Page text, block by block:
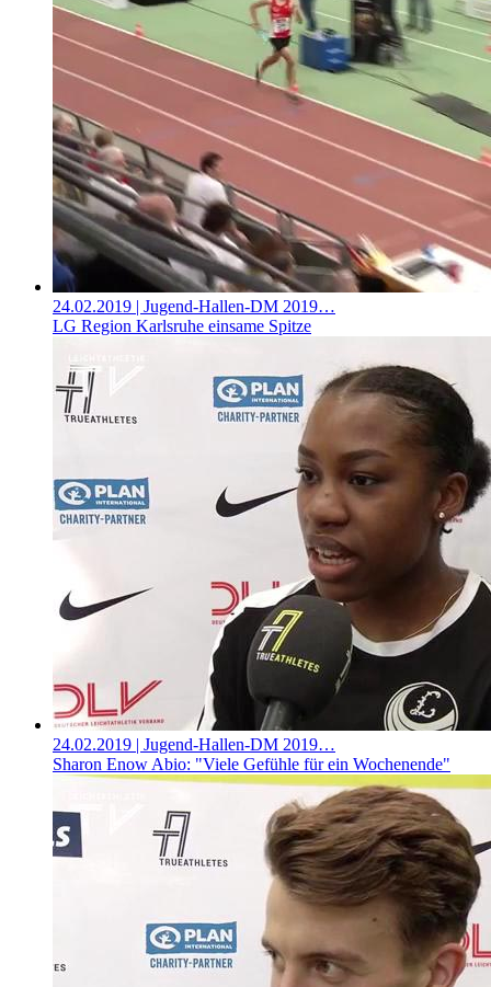
24.02.2019 | Jugend-Hallen-DM 2019…
LG Region Karlsruhe einsame Spitze
24.02.2019 | Jugend-Hallen-DM 2019…
Sharon Enow Abio: "Viele Gefühle für ein Wochenende"